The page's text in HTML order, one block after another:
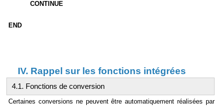
CONTINUE
END
IV. Rappel sur les fonctions intégrées
4.1. Fonctions de conversion
Certaines conversions ne peuvent être automatiquement réalisées par